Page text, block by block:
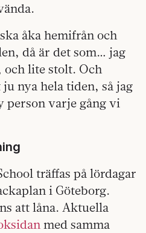
åka hemifrån och
då är det som… jag
och lite stolt. Och
nya hela tiden, så jag
person varje gång vi
träffas på lördagar
i Göteborg.
att låna. Aktuella
med samma